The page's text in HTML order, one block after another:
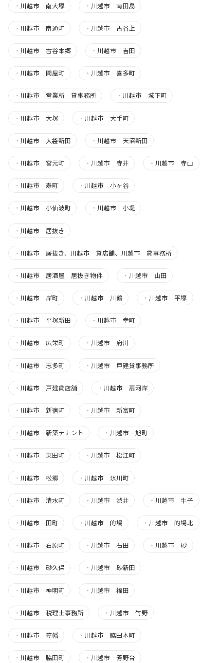
・ 川越市 南大塚 ・ 川越市 南田島
・ 川越市 南通町 ・ 川越市 古谷上
・ 川越市 古谷本郷 ・ 川越市 吉田
・ 川越市 問屋町 ・ 川越市 喜多町
・ 川越市 営業所 貸事務所 ・ 川越市 城下町
・ 川越市 大塚 ・ 川越市 大手町
・ 川越市 大袋新田 ・ 川越市 天沼新田
・ 川越市 宮元町 ・ 川越市 寺井 ・ 川越市 寺山
・ 川越市 寿町 ・ 川越市 小ヶ谷
・ 川越市 小仙波町 ・ 川越市 小堤
・ 川越市 居抜き
・ 川越市 居抜き、川越市 貸店舗、川越市 貸事務所
・ 川越市 居酒屋 居抜き物件 ・ 川越市 山田
・ 川越市 岸町 ・ 川越市 川鶴 ・ 川越市 平塚
・ 川越市 平塚新田 ・ 川越市 幸町
・ 川越市 広栄町 ・ 川越市 府川
・ 川越市 志多町 ・ 川越市 戸建貸事務所
・ 川越市 戸建貸店舗 ・ 川越市 扇河岸
・ 川越市 新宿町 ・ 川越市 新富町
・ 川越市 新築テナント ・ 川越市 旭町
・ 川越市 東田町 ・ 川越市 松江町
・ 川越市 松郷 ・ 川越市 氷川町
・ 川越市 清水町 ・ 川越市 渋井 ・ 川越市 牛子
・ 川越市 田町 ・ 川越市 的場 ・ 川越市 的場北
・ 川越市 石原町 ・ 川越市 石田 ・ 川越市 砂
・ 川越市 砂久保 ・ 川越市 砂新田
・ 川越市 神明町 ・ 川越市 福田
・ 川越市 税理士事務所 ・ 川越市 竹野
・ 川越市 笠幡 ・ 川越市 脇田本町
・ 川越市 脇田町 ・ 川越市 芳野台